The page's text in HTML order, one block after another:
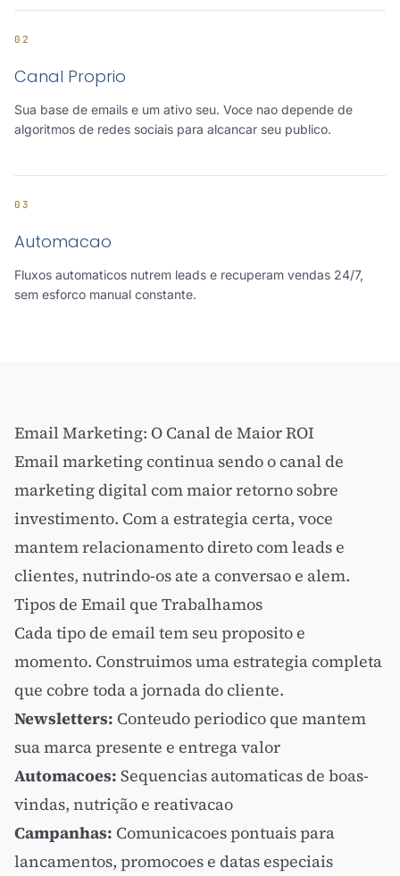
02
Canal Proprio
Sua base de emails e um ativo seu. Voce nao depende de
algoritmos de redes sociais para alcancar seu publico.
03
Automacao
Fluxos automaticos nutrem leads e recuperam vendas 24/7,
sem esforco manual constante.
Email Marketing: O Canal de Maior ROI
Email marketing continua sendo o canal de
marketing digital com maior retorno sobre
investimento. Com a estrategia certa, voce
mantem relacionamento direto com leads e
clientes, nutrindo-os ate a conversao e alem.
Tipos de Email que Trabalhamos
Cada tipo de email tem seu proposito e
momento. Construimos uma estrategia completa
que cobre toda a jornada do cliente.
Newsletters: Conteudo periodico que mantem
sua marca presente e entrega valor
Automacoes: Sequencias automaticas de boas-
vindas, nutrição e reativacao
Campanhas: Comunicacoes pontuais para
lancamentos, promocoes e datas especiais